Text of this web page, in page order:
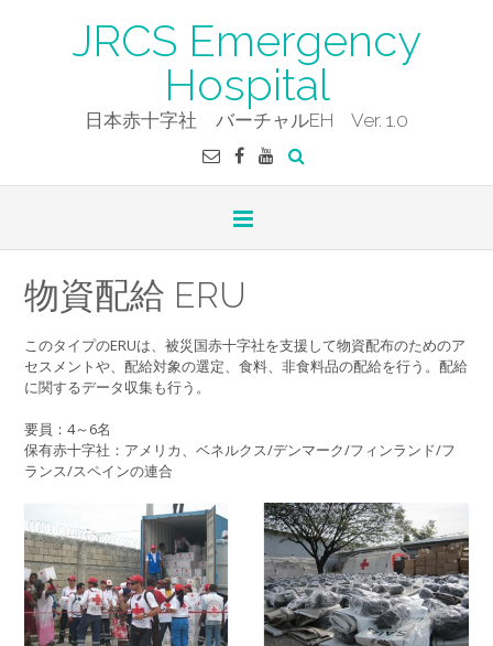
JRCS Emergency
Hospital
日本赤十字社 バーチャルEH Ver. 1.0
物資配給 ERU
このタイプのERUは、被災国赤十字社を支援して物資配布のためのア
セスメントや、配給対象の選定、食料、非食料品の配給を行う。配給
に関するデータ収集も行う。
要員：4～6名
保有赤十字社：アメリカ、ベネルクス/デンマーク/フィンランド/フ
ランス/スペインの連合